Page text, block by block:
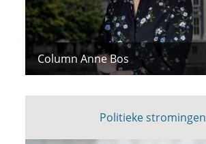
Column Anne Bos
Politieke stromingen